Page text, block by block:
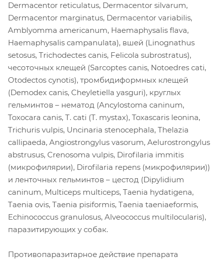
Dermacentor reticulatus, Dermacentor silvarum,
Dermacentor marginatus, Dermacentor variabilis,
Amblyomma americanum, Haemaphysalis flava,
Haemaphysalis campanulata), вшей (Linognathus
setosus, Trichodectes canis, Felicola subrostratus),
чесоточных клещей (Sarcoptes canis, Notoedres cati,
Otodectos cynotis), тромбидиформных клещей
(Demodex canis, Cheyletiella yasguri), круглых
гельминтов – нематод (Ancylostoma caninum,
Toxocara canis, T. cati (T. mystax), Toxascaris leonina,
Trichuris vulpis, Uncinaria stenocephala, Thelazia
callipaeda, Angiostrongylus vasorum, Aelurostrongylus
abstrusus, Crenosoma vulpis, Dirofilaria immitis
(микрофилярии), Dirofilaria repens (микрофилярии))
и ленточных гельминтов – цестод (Dipylidium
caninum, Multiceps multiceps, Taenia hydatigena,
Taenia ovis, Taenia pisiformis, Taenia taeniaeformis,
Echinococcus granulosus, Alveococcus multilocularis),
паразитирующих у собак.
Противопаразитарное действие препарата